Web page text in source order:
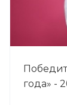
года» -